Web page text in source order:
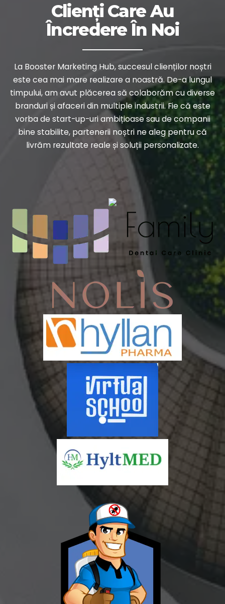
Clienți Care Au
Încredere În Noi
La Booster Marketing Hub, succesul clienților noștri
este cea mai mare realizare a noastră. De-a lungul
timpului, am avut plăcerea să colaborăm cu diverse
branduri și afaceri din multiple industrii. Fie că este
vorba de start-up-uri ambițioase sau de companii
bine stabilite, partenerii noștri ne aleg pentru că
livrăm rezultate reale și soluții personalizate.